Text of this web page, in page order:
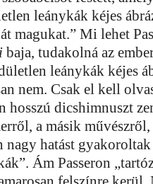
leánykák kéjes
magukat.” Mi lehet
baja, tudakolná az
leánykák kéjes
nem. Csak el kell
hosszú dicshimnuszt
a másik művészről,
nagy hatást gyakoroltak
Ám Passeron